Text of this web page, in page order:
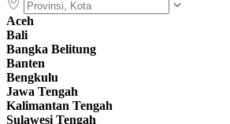
Aceh
Bali
Bangka Belitung
Banten
Bengkulu
Jawa Tengah
Kalimantan Tengah
Sulawesi Tengah